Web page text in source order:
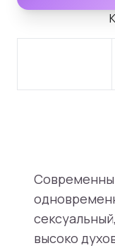
высоко